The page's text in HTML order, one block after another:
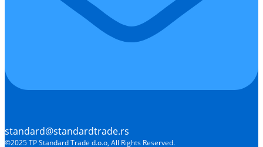
standard@standardtrade.rs
©2025 TP Standard Trade d.o.o, All Rights Reserved.